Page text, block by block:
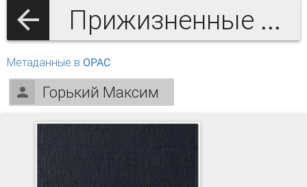
Прижизненные издания М. Горького
Метаданные в OPAC
Горький Максим